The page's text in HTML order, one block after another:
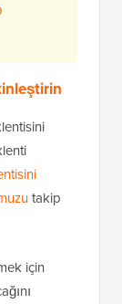
takip
için